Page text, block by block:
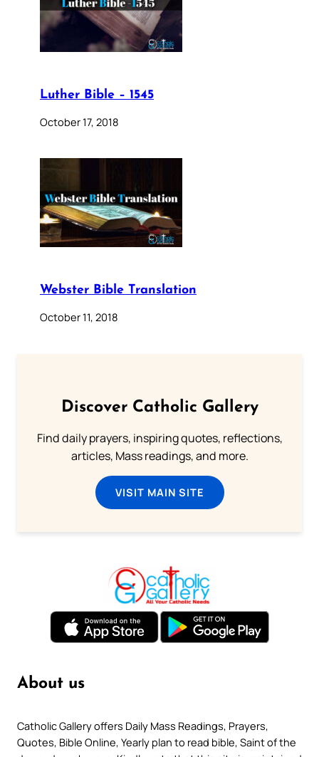
Luther Bible – 1545
October 17, 2018
Webster Bible Translation
October 11, 2018
Discover Catholic Gallery
Find daily prayers, inspiring quotes, reflections,
articles, Mass readings, and more.
VISIT MAIN SITE
About us
Catholic Gallery offers Daily Mass Readings, Prayers,
Quotes, Bible Online, Yearly plan to read bible, Saint of the